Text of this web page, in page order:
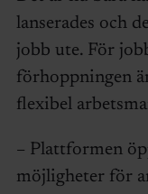
lanserades och
jobb ute. För
förhoppningen
flexibel
– Plattformen
möjligheter för